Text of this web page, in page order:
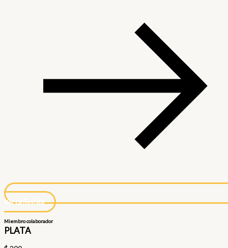
Ver La Revista
Miembro colaborador
PLATA